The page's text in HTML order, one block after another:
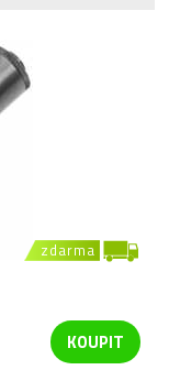
zdarma
KOUPIT